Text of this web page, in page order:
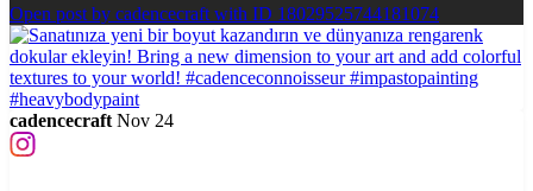
Open post by cadencecraft with ID 18029525744181074
cadencecraft Nov 24